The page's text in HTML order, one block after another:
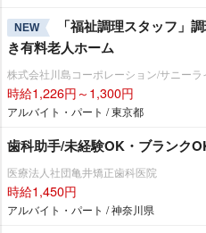
NEW
「福祉調理スタッフ」
き有料老人ホーム
株式会社川島コーポレーション/サニーラ
時給1,226円～1,300円
アルバイト・パート / 東京都
歯科助手/未経験OK・ブランク
医療法人社団亀井矯正歯科医院
時給1,450円
アルバイト・パート / 神奈川県